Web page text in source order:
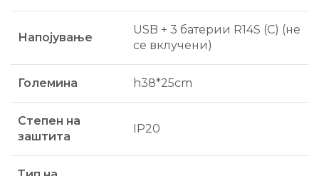
Напојување
USB + 3 батерии R14S (C) (не
се вклучени)
Големина h38*25cm
Степен на
заштита
IP20